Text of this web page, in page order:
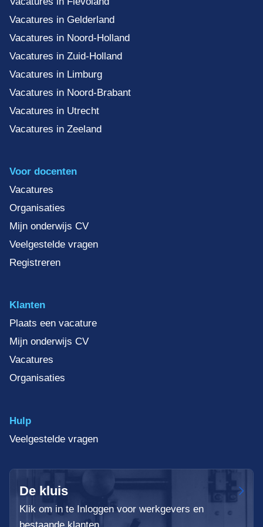
Vacatures in Gelderland
Vacatures in Noord-Holland
Vacatures in Zuid-Holland
Vacatures in Limburg
Vacatures in Noord-Brabant
Vacatures in Utrecht
Vacatures in Zeeland
Voor docenten
Vacatures
Organisaties
Mijn onderwijs CV
Veelgestelde vragen
Registreren
Klanten
Plaats een vacature
Mijn onderwijs CV
Vacatures
Organisaties
Hulp
Veelgestelde vragen
De kluis
Klik om in te Inloggen voor werkgevers en